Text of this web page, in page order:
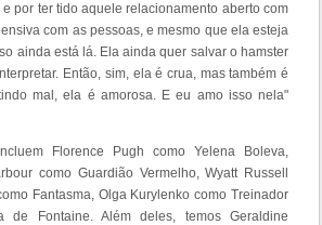
por ter tido aquele relacionamento aberto com
com as pessoas, e mesmo que ela esteja
ainda está lá. Ela ainda quer salvar o hamster
Então, sim, ela é crua, mas também é
mal, ela é amorosa. E eu amo isso nela"
Florence Pugh como Yelena Boleva,
como Guardião Vermelho, Wyatt Russell
Fantasma, Olga Kurylenko como Treinador
de Fontaine. Além deles, temos Geraldine